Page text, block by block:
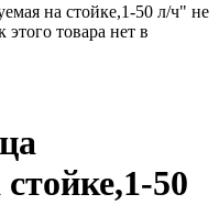
на стойке,1-50 л/ч" не
этого товара нет в
50